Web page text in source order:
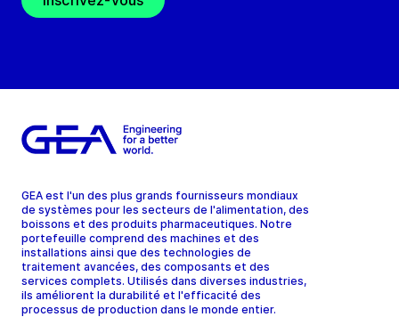
GEA est l'un des plus grands fournisseurs mondiaux
de systèmes pour les secteurs de l'alimentation, des
boissons et des produits pharmaceutiques. Notre
portefeuille comprend des machines et des
installations ainsi que des technologies de
traitement avancées, des composants et des
services complets. Utilisés dans diverses industries,
ils améliorent la durabilité et l'efficacité des
processus de production dans le monde entier.